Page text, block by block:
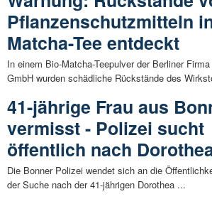
Pflanzenschutzmitteln
Matcha-Tee entdeckt
In einem Bio-Matcha-Teepulver der Berliner
GmbH wurden schädliche Rückstände des
41-jährige Frau aus
vermisst - Polizei sucht
öffentlich nach
Die Bonner Polizei wendet sich an die
der Suche nach der 41-jährigen Dorothea ...